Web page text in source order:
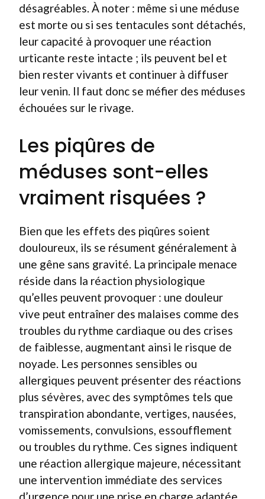
désagréables. À noter : même si une méduse
est morte ou si ses tentacules sont détachés,
leur capacité à provoquer une réaction
urticante reste intacte ; ils peuvent bel et
bien rester vivants et continuer à diffuser
leur venin. Il faut donc se méfier des méduses
échouées sur le rivage.
Les piqûres de
méduses sont-elles
vraiment risquées ?
Bien que les effets des piqûres soient
douloureux, ils se résument généralement à
une gêne sans gravité. La principale menace
réside dans la réaction physiologique
qu’elles peuvent provoquer : une douleur
vive peut entraîner des malaises comme des
troubles du rythme cardiaque ou des crises
de faiblesse, augmentant ainsi le risque de
noyade. Les personnes sensibles ou
allergiques peuvent présenter des réactions
plus sévères, avec des symptômes tels que
transpiration abondante, vertiges, nausées,
vomissements, convulsions, essoufflement
ou troubles du rythme. Ces signes indiquent
une réaction allergique majeure, nécessitant
une intervention immédiate des services